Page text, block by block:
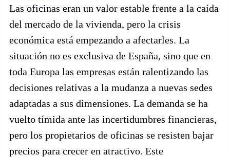
Las oficinas eran un valor estable frente a la caída
del mercado de la vivienda, pero la crisis
económica está empezando a afectarles. La
situación no es exclusiva de España, sino que en
toda Europa las empresas están ralentizando las
decisiones relativas a la mudanza a nuevas sedes
adaptadas a sus dimensiones. La demanda se ha
vuelto tímida ante las incertidumbres financieras,
pero los propietarios de oficinas se resisten bajar
precios para crecer en atractivo. Este